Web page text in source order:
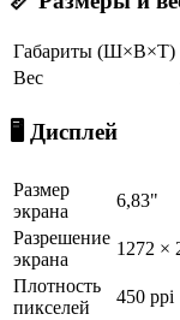
Габариты (Ш×В×Т)
Вес
🖥️ Дисплей
Размер
экрана
6,83"
Разрешение
экрана
1272 ×
Плотность
пикселей
450 ppi